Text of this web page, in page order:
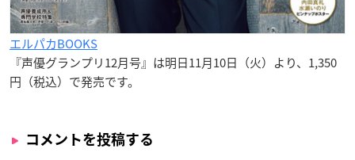
エルパカBOOKS
『声優グランプリ12月号』は明日11月10日（火）より、1,350
円（税込）で発売です。
コメントを投稿する